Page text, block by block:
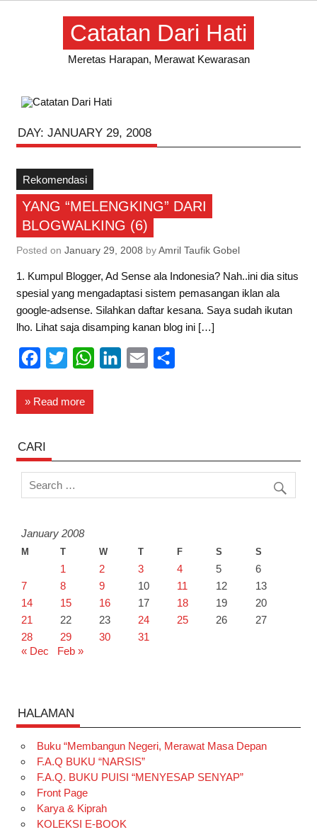
Skip
Catatan Dari Hati
Meretas Harapan, Merawat Kewarasan
DAY: JANUARY 29, 2008
Rekomendasi
YANG “MELENGKING” DARI
BLOGWALKING (6)
Posted on January 29, 2008 byAmril Taufik Gobel
1. Kumpul Blogger, Ad Sense ala Indonesia? Nah..ini dia situs
spesial yang mengadaptasi sistem pemasangan iklan ala
google-adsense. Silahkan daftar kesana. Saya sudah ikutan
lho. Lihat saja disamping kanan blog ini […]
c
b
o
o
i
e
r
W
A
d
» Read more
CARI
January 2008
M T W T F S S
1 2 3 4 5
6
7
8 9 10 11 12
13
14
15 16 17 18 19
20
21
22 23 24 25 26
27
28
29 30
31
« Dec
Feb »
HALAMAN
Buku “Membangun Negeri, Merawat Masa Depan
F.A.Q BUKU “NARSIS”
F.A.Q. BUKU PUISI “MENYESAP SENYAP”
Front Page
Karya & Kiprah
KOLEKSI E-BOOK